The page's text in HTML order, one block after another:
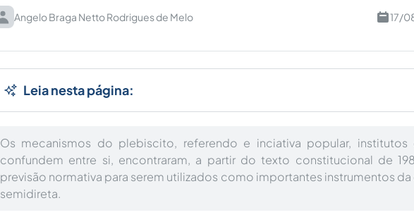
Angelo Braga Netto Rodrigues de Melo 17/
Leia nesta página:
Os mecanismos do plebiscito, referendo e inciativa popular, institutos
confundem entre si, encontraram, a partir do texto constitucional de
previsão normativa para serem utilizados como importantes instrumentos
semidireta.